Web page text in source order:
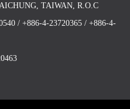
TAIWAN, R.O.C
/ +886-4-23720365 / +886-4-